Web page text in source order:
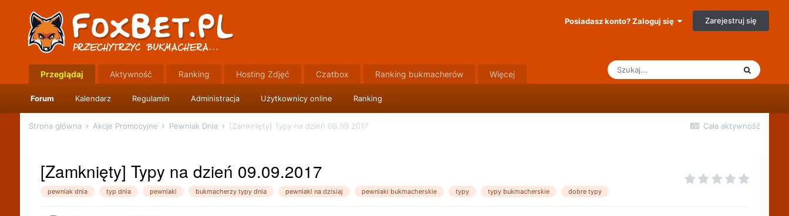
Posiadasz konto? Zaloguj się Zarejestruj się
Przeglądaj
Forum Kalendarz Regulamin Administracja Użytkownicy online Ranking
Aktywność Ranking Hosting Zdjęć Czatbox Ranking bukmacherów Więcej
Cała aktywność
Strona główna Akcje Promocyjne Pewniak Dnia [Zamknięty] Typy na dzień 09.09.2017
[Zamknięty] Typy na dzień 09.09.2017
pewniak dnia typ dnia pewniaki bukmacherzy typy dnia pewniaki na dzisiaj pewniaki bukmacherskie typy typy bukmacherskie dobre typy